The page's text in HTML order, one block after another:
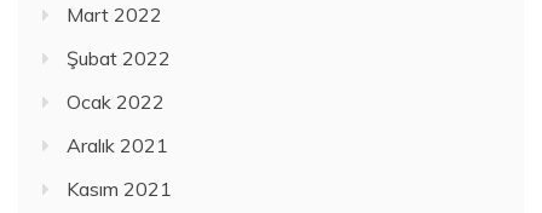
Mart 2022
Şubat 2022
Ocak 2022
Aralık 2021
Kasım 2021